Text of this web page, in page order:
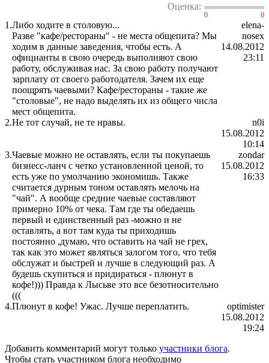
Оценка:
0 0
1.Либо ходите в столовую...
Разве "кафе/рестораны" - не места общепита? Мы
ходим в данные заведения, чтобы есть. А
официанты в свою очередь выполняют свою
работу, обслуживая нас. За свою работу получают
зарплату от своего работодателя. Зачем их еще
поощрять чаевыми? Кафе/рестораны - такие же
"столовые", не надо выделять их из общего числа
мест общепита.
elena-
nosex
14.08.2012
23:11
2.Не тот случай, не те нравы.
n0i
15.08.2012
10:14
3.Чаевые можно не оставлять, если ты покупаешь
бизнесс-ланч с четко установленной ценой, то
есть уже по умолчанию экономишь. Также
считается дурным тоном оставлять мелочь на
"чай". А вообще средние чаевые составляют
примерно 10% от чека. Там где ты обедаешь
первый и единственный раз -можно и не
оставлять, а вот там куда ты приходишь
постоянно ,думаю, что оставить на чай не грех,
так как это может являться залогом того, что тебя
обслужат и быстрей и лучше в следующий раз. А
будешь скупиться и придираться - плюнут в
кофе!))) Правда к Лысьве это все безотносительно
(((
zondar
15.08.2012
16:33
4.Плюнут в кофе! Ужас. Лучше переплатить.
optimister
15.08.2012
19:24
Добавить комментарий могут только участники блога.
Чтобы стать участником блога необходимо